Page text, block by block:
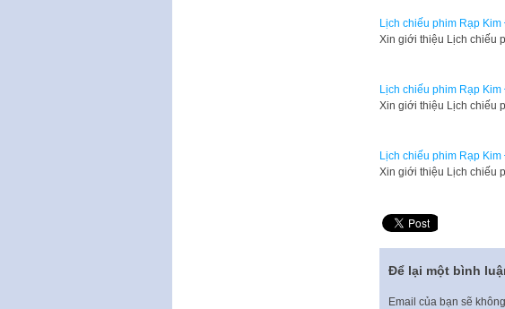
Lịch chiếu phim Rạp
Xin giới thiệu Lịch chiếu
Lịch chiếu phim Rạp
Xin giới thiệu Lịch chiếu
Lịch chiếu phim Rạp
Xin giới thiệu Lịch chiếu
Để lại một bình
Email của bạn sẽ